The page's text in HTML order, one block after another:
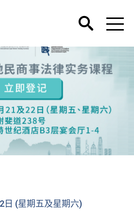
日 (星期五及星期六)